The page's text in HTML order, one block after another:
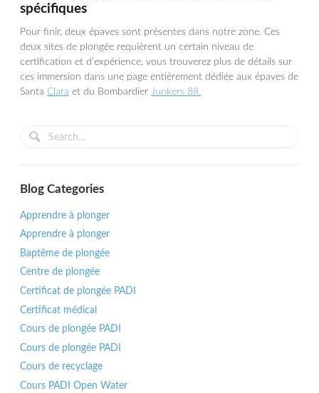
spécifiques
Pour finir, deux épaves sont présentes dans notre zone. Ces
deux sites de plongée requièrent un certain niveau de
certification et d’expérience, vous trouverez plus de détails sur
ces immersion dans une page entièrement dédiée aux épaves de
Santa Clara et du Bombardier Junkers 88.
Blog Categories
Apprendre à plonger
Apprendre à plonger
Baptême de plongée
Centre de plongée
Certificat de plongée PADI
Certificat médical
Cours de plongée PADI
Cours de plongée PADI
Cours de recyclage
Cours PADI Open Water